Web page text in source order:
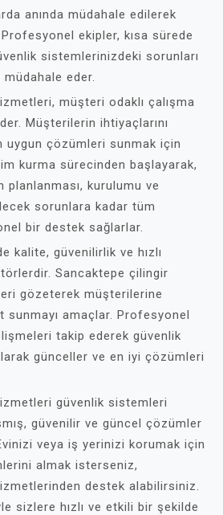
anında müdahale edilerek
ekipler, kısa sürede
sistemlerinizdeki sorunları
müdahale eder.
müşteri odaklı çalışma
Müşterilerin ihtiyaçlarını
uygun çözümleri sunmak için
kurma sürecinden başlayarak,
kurulumu ve
sorunlara kadar tüm
bir destek sağlarlar.
kalite, güvenilirlik ve hızlı
Sancaktepe çilingir
gözeterek müşterilerine
sunmayı amaçlar. Profesyonel
takip ederek güvenlik
günceller ve en iyi çözümleri
güvenlik sistemleri
güvenilir ve güncel çözümler
veya iş yerinizi korumak için
almak isterseniz,
destek alabilirsiniz.
sizlere hızlı ve etkili bir şekilde